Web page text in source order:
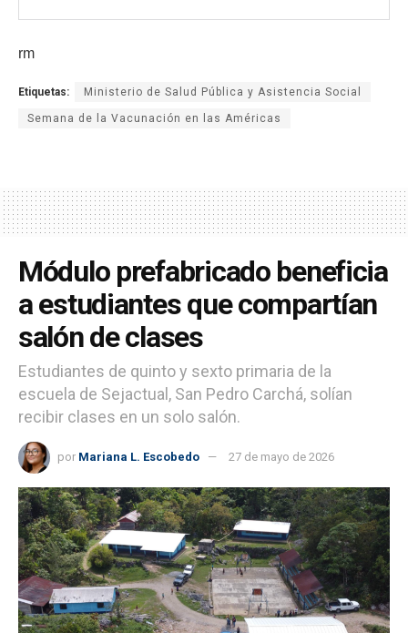
rm
Etiquetas: Ministerio de Salud Pública y Asistencia Social
Semana de la Vacunación en las Américas
Módulo prefabricado beneficia
a estudiantes que compartían
salón de clases
Estudiantes de quinto y sexto primaria de la
escuela de Sejactual, San Pedro Carchá, solían
recibir clases en un solo salón.
por Mariana L. Escobedo 27 de mayo de 2026